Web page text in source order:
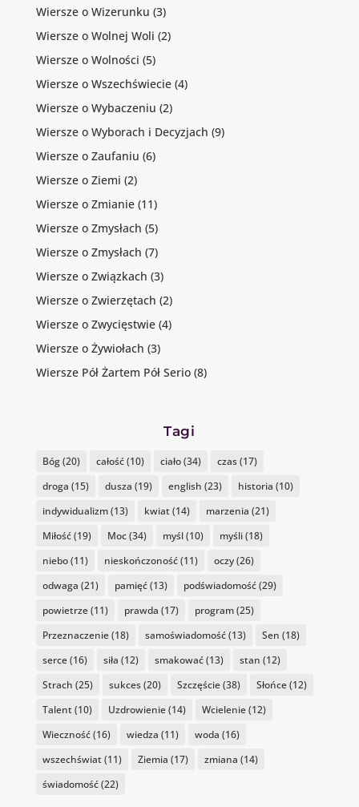
Wiersze o Wizerunku (3)
Wiersze o Wolnej Woli (2)
Wiersze o Wolności (5)
Wiersze o Wszechświecie(4)
Wiersze o Wybaczeniu (2)
Wiersze o Wyborach i Decyzjach (9)
Wiersze o Zaufaniu (6)
Wiersze o Ziemi (2)
Wiersze o Zmianie(11)
Wiersze o Zmysłach (5)
Wiersze o Zmysłach (7)
Wiersze o Związkach (3)
Wiersze o Zwierzętach (2)
Wiersze o Zwycięstwie(4)
Wiersze o Żywiołach (3)
Wiersze Pół Żartem Pół Serio(8)
Tagi
Bóg(20) całość(10) ciało(34) czas(17)
droga (15) dusza (19) english (23) historia (10)
indywidualizm(13) kwiat(14) marzenia (21)
Miłość(19) Moc(34) myśl(10) myśli(18)
niebo(11) nieskończoność(11) oczy(26)
odwaga (21) pamięć(13) podświadomość(29)
powietrze(11) prawda (17) program(25)
Przeznaczenie(18) samoświadomość(13) Sen (18)
serce(16) siła (12) smakować(13) stan (12)
Strach (25) sukces(20) Szczęście(38) Słońce(12)
Talent(10) Uzdrowienie(14) Wcielenie(12)
Wieczność(16) wiedza (11) woda (16)
wszechświat(11) Ziemia (17) zmiana (14)
świadomość(22)